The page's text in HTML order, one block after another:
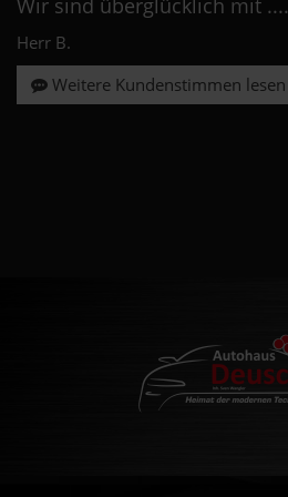
Wir sind überglücklich mit ....
Herr B.
Weitere Kundenstimmen lesen